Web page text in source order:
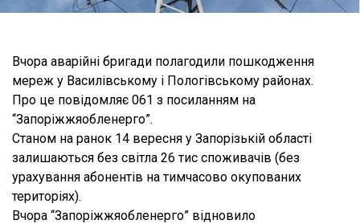
Вчора аварійні бригади полагодили пошкодження
мереж у Василівському і Пологівському районах.
Про це повідомляє 061 з посиланням на
“Запоріжжяобленерго”.
Станом на ранок 14 вересня у Запорізькій області
залишаються без світла 26 тис споживачів (без
урахування абонентів на тимчасово окупованих
територіях).
Вчора “Запоріжжяобленерго” відновило